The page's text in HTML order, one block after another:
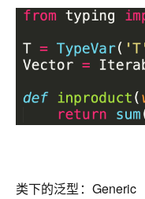
类下的泛型：Generic